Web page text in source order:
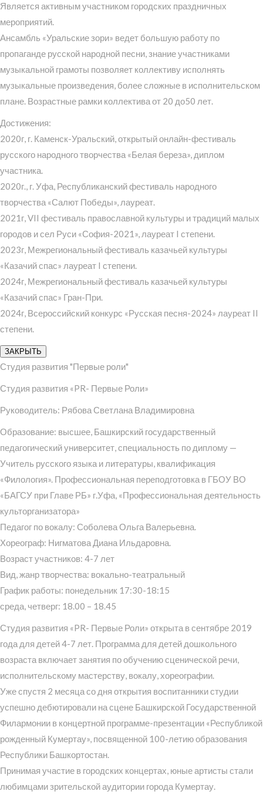
Является активным участником городских праздничных
мероприятий.
Ансамбль «Уральские зори» ведет большую работу по
пропаганде русской народной песни, знание участниками
музыкальной грамоты позволяет коллективу исполнять
музыкальные произведения, более сложные в исполнительском
плане. Возрастные рамки коллектива от 20 до50 лет.
Достижения:
2020г, г. Каменск-Уральский, открытый онлайн-фестиваль
русского народного творчества «Белая береза», диплом
участника.
2020г., г. Уфа, Республиканский фестиваль народного
творчества «Салют Победы», лауреат.
2021г, VII фестиваль православной культуры и традиций малых
городов и сел Руси «София-2021», лауреат I степени.
2023г, Межрегиональный фестиваль казачьей культуры
«Казачий спас» лауреат I степени.
2024г, Межрегиональный фестиваль казачьей культуры
«Казачий спас» Гран-При.
2024г, Всероссийский конкурс «Русская песня-2024» лауреат II
степени.
ЗАКРЫТЬ
Студия развития "Первые роли"
Студия развития «PR- Первые Роли»
Руководитель: Рябова Светлана Владимировна
Образование: высшее, Башкирский государственный
педагогический университет, специальность по диплому —
Учитель русского языка и литературы, квалификация
«Филология». Профессиональная переподготовка в ГБОУ ВО
«БАГСУ при Главе РБ» г.Уфа, «Профессиональная деятельность
культорганизатора»
Педагог по вокалу: Соболева Ольга Валерьевна.
Хореограф: Нигматова Диана Ильдаровна.
Возраст участников: 4-7 лет
Вид, жанр творчества: вокально-театральный
График работы: понедельник 17:30-18:15
среда, четверг: 18.00 – 18.45
Студия развития «PR- Первые Роли» открыта в сентябре 2019
года для детей 4-7 лет. Программа для детей дошкольного
возраста включает занятия по обучению сценической речи,
исполнительскому мастерству, вокалу, хореографии.
Уже спустя 2 месяца со дня открытия воспитанники студии
успешно дебютировали на сцене Башкирской Государственной
Филармонии в концертной программе-презентации «Республикой
рожденный Кумертау», посвященной 100-летию образования
Республики Башкортостан.
Принимая участие в городских концертах, юные артисты стали
любимцами зрительской аудитории города Кумертау.